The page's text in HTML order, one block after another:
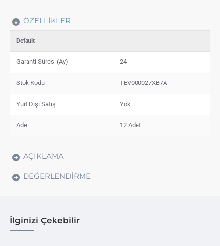
ÖZELLIKLER
Default
Garanti Süresi (Ay) 24
Stok Kodu TEV000027XB7A
Yurt Dışı Satış Yok
Adet 12 Adet
AÇIKLAMA
DEĞERLENDIRME
İlginizi Çekebilir